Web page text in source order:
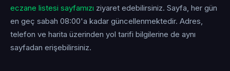
eczane listesi sayfamızı ziyaret edebilirsiniz. Sayfa, her gün
en geç sabah 08:00'a kadar güncellenmektedir. Adres,
telefon ve harita üzerinden yol tarifi bilgilerine de aynı
sayfadan erişebilirsiniz.